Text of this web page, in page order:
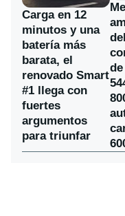
Carga en 12
minutos y una
batería más
barata, el
renovado Smart
#1 llega con
fuertes
argumentos
para triunfar